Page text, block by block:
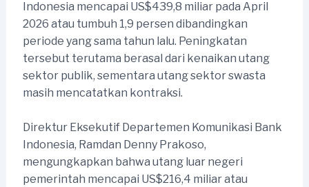
Indonesia mencapai US$439,8 miliar pada April
2026 atau tumbuh 1,9 persen dibandingkan
periode yang sama tahun lalu. Peningkatan
tersebut terutama berasal dari kenaikan utang
sektor publik, sementara utang sektor swasta
masih mencatatkan kontraksi.
Direktur Eksekutif Departemen Komunikasi Bank
Indonesia, Ramdan Denny Prakoso,
mengungkapkan bahwa utang luar negeri
pemerintah mencapai US$216,4 miliar atau